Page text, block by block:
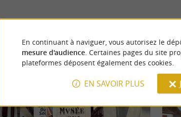
NOUS AVONS
En continuant à naviguer, vous autorisez le
mesure d'audience. Certaines pages du site
plateformes déposent également des cookies.
EN SAVOIR PLUS